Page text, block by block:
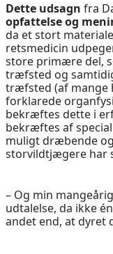
Dette udsagn fra
opfattelse og
da et stort
retsmedicin
store primære del,
træfsted og
træfsted (af mange
forklarede
bekræftes dette i
bekræftes af
muligt dræbende
storvildtjægere har
– Og min
udtalelse, da ikke
andet end, at dyret